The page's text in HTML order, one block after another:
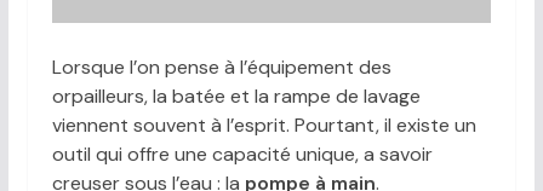
Lorsque l’on pense à l’équipement des
orpailleurs, la batée et la rampe de lavage
viennent souvent à l’esprit. Pourtant, il existe un
outil qui offre une capacité unique, a savoir
creuser sous l’eau : la pompe à main.